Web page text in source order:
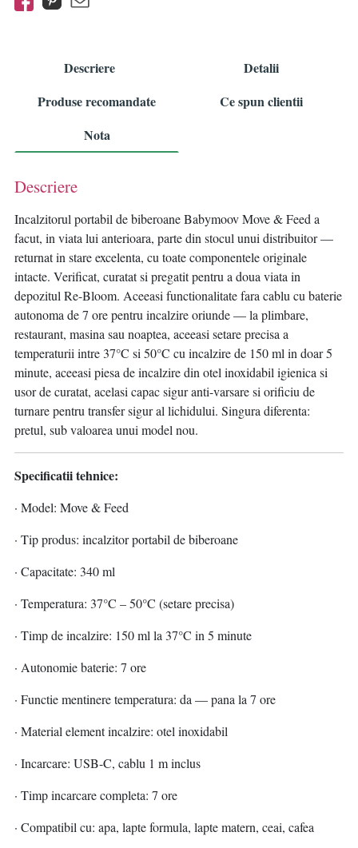
Descriere
Detalii
Produse recomandate
Ce spun clientii
Nota
Descriere
Incalzitorul portabil de biberoane Babymoov Move & Feed a
facut, in viata lui anterioara, parte din stocul unui distribuitor —
returnat in stare excelenta, cu toate componentele originale
intacte. Verificat, curatat si pregatit pentru a doua viata in
depozitul Re-Bloom. Aceeasi functionalitate fara cablu cu baterie
autonoma de 7 ore pentru incalzire oriunde — la plimbare,
restaurant, masina sau noaptea, aceeasi setare precisa a
temperaturii intre 37°C si 50°C cu incalzire de 150 ml in doar 5
minute, aceeasi piesa de incalzire din otel inoxidabil igienica si
usor de curatat, acelasi capac sigur anti-varsare si orificiu de
turnare pentru transfer sigur al lichidului. Singura diferenta:
pretul, sub valoarea unui model nou.
Specificatii tehnice:
· Model: Move & Feed
· Tip produs: incalzitor portabil de biberoane
· Capacitate: 340 ml
· Temperatura: 37°C – 50°C (setare precisa)
· Timp de incalzire: 150 ml la 37°C in 5 minute
· Autonomie baterie: 7 ore
· Functie mentinere temperatura: da — pana la 7 ore
· Material element incalzire: otel inoxidabil
· Incarcare: USB-C, cablu 1 m inclus
· Timp incarcare completa: 7 ore
· Compatibil cu: apa, lapte formula, lapte matern, ceai, cafea